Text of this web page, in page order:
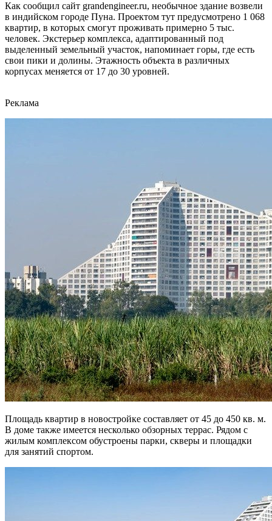
Как сообщил сайт grandengineer.ru, необычное здание возвели
в индийском городе Пуна. Проектом тут предусмотрено 1 068
квартир, в которых смогут проживать примерно 5 тыс.
человек. Экстерьер комплекса, адаптированный под
выделенный земельный участок, напоминает горы, где есть
свои пики и долины. Этажность объекта в различных
корпусах меняется от 17 до 30 уровней.
Реклама
Площадь квартир в новостройке составляет от 45 до 450 кв. м.
В доме также имеется несколько обзорных террас. Рядом с
жилым комплексом обустроены парки, скверы и площадки
для занятий спортом.